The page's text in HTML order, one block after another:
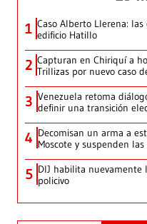
1 Caso Alberto Llerena:
edificio Hatillo
2 Capturan en Chiriquí a
Trillizas por nuevo caso
3 Venezuela retoma
definir una transición
4 Decomisan un arma a
Moscote y suspenden las
5 DIJ habilita
policivo